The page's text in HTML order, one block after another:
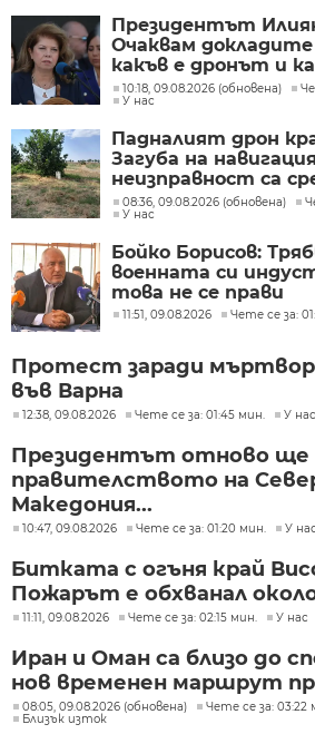
Президентът
Очаквам
какъв е дронът и
неговата роля
10:18, 09.08.2026 (обновена)
У нас
Падналият дрон
Загуба на
неизправност са
причини
08:36, 09.08.2026 (обновена)
У нас
Бойко Борисов:
военната си
това не се прави
11:51, 09.08.2026 Чете се за:
Протест заради
във Варна
12:38, 09.08.2026 Чете се за: 01:45 мин. У нас
Президентът отново ще
правителството на
Македония...
10:47, 09.08.2026 Чете се за: 01:20 мин. У нас
Битката с огъня край
Пожарът е обхванал около
11:11, 09.08.2026 Чете се за: 02:15 мин. У нас
Иран и Оман са близо до
нов временен маршрут
08:05, 09.08.2026 (обновена)
Чете се за: 03:22
Близък изток